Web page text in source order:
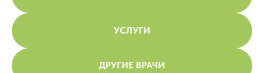
УСЛУГИ
ДРУГИЕ ВРАЧИ